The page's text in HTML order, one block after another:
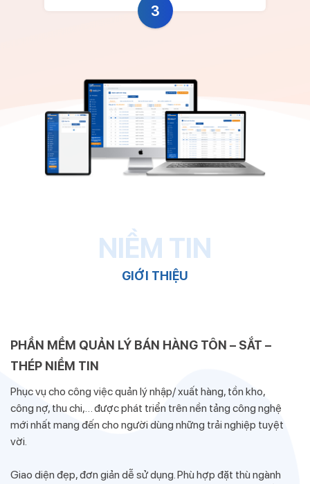
3
NIỀM TIN
GIỚI THIỆU
PHẦN MỀM QUẢN LÝ BÁN HÀNG TÔN – SẮT –
THÉP NIỀM TIN
Phục vụ cho công việc quản lý nhập/ xuất hàng, tồn kho,
công nợ, thu chi,… được phát triển trên nền tảng công nghệ
mới nhất mang đến cho người dùng những trải nghiệp tuyệt
vời.
Giao diện đẹp, đơn giản dễ sử dụng. Phù hợp đặt thù ngành